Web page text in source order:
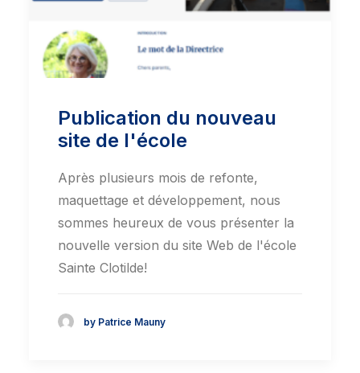
Publication du nouveau
site de l'école
Après plusieurs mois de refonte,
maquettage et développement, nous
sommes heureux de vous présenter la
nouvelle version du site Web de l'école
Sainte Clotilde!
by Patrice Mauny